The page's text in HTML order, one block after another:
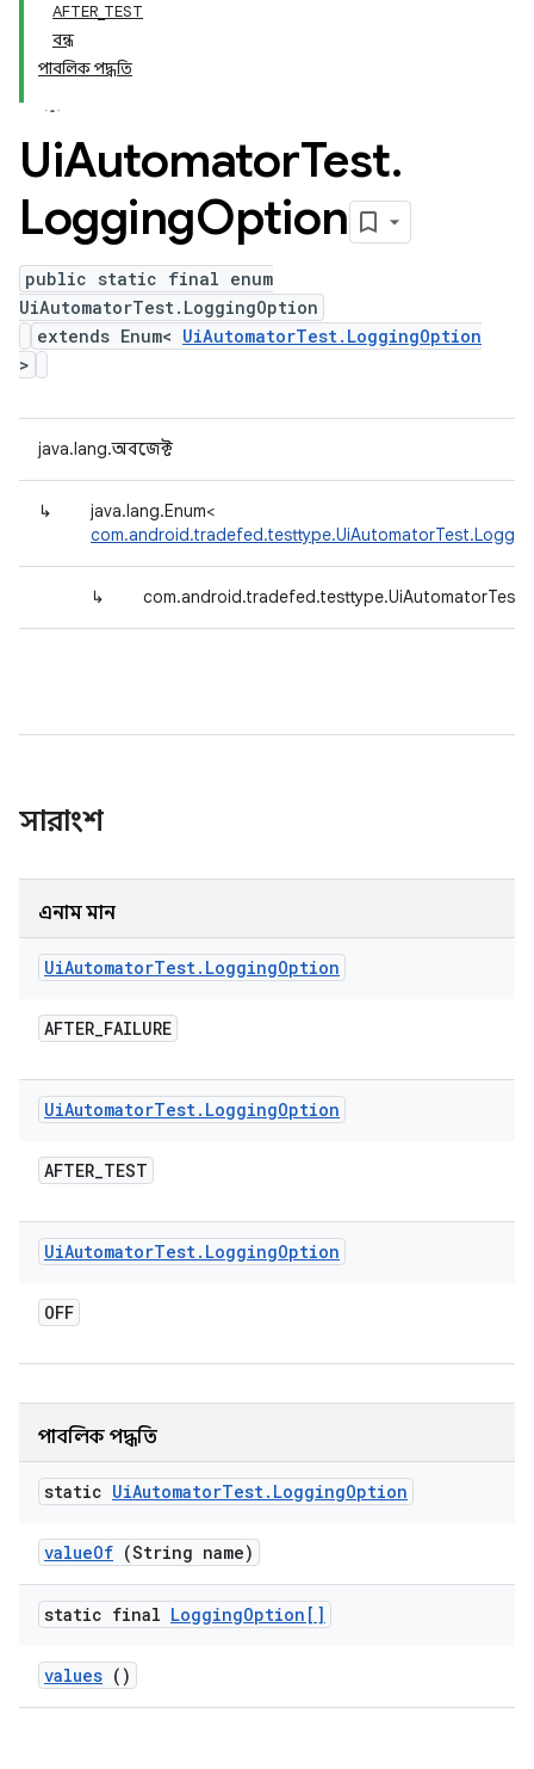
AFTER_TEST
বন্ধ
পাবলিক পদ্ধতি
UiAutomatorTest.
LoggingOption
public static final enum
UiAutomatorTest.LoggingOption
extends Enum< UiAutomatorTest.LoggingOption
>
java.lang.অবজেক্ট
↳
java.lang.Enum<
↳
সারাংশ
এনাম মান
UiAutomatorTest. LoggingOption
AFTER_FAILURE
UiAutomatorTest. LoggingOption
AFTER_TEST
UiAutomatorTest. LoggingOption
OFF
পাবলিক পদ্ধতি
static UiAutomatorTest. LoggingOption
valueOf (String name)
static final LoggingOption[]
values ()